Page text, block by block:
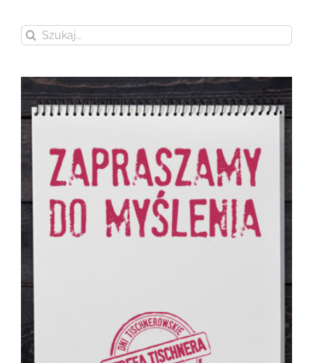
Szukaj